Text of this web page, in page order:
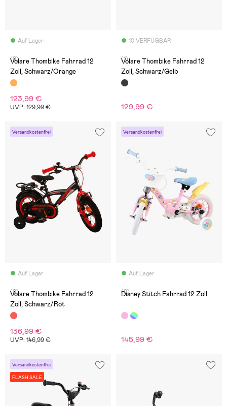
Auf Lager
(0)
Volare Thombike Fahrrad 12
Zoll, Schwarz/Orange
123,99 €
UVP: 129,99 €
10 VERFÜGBAR
(1)
Volare Thombike Fahrrad 12
Zoll, Schwarz/Gelb
129,99 €
Versandkostenfrei
Auf Lager
(0)
Volare Thombike Fahrrad 12
Zoll, Schwarz/Rot
136,99 €
UVP: 146,99 €
Versandkostenfrei
Auf Lager
(0)
Disney Stitch Fahrrad 12 Zoll
145,99 €
Versandkostenfrei
FLASH SALE